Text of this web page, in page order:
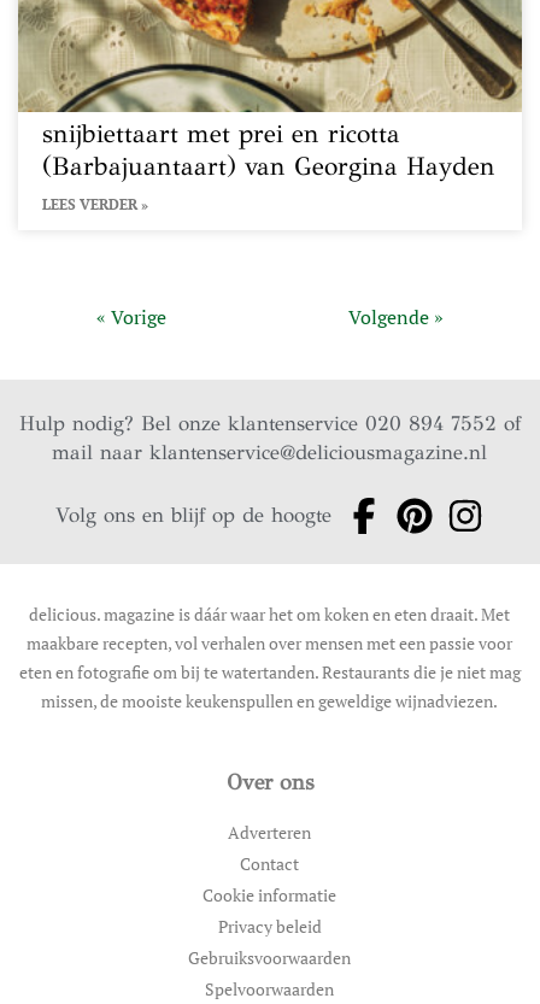
snijbiettaart met prei en ricotta
(Barbajuantaart) van Georgina Hayden
LEES VERDER »
« Vorige Volgende »
Hulp nodig? Bel onze klantenservice 020 894 7552 of
mail naarklantenservice@deliciousmagazine.nl
Volg ons en blijf op de hoogte
delicious. magazine is dáár waar het om koken en eten draait. Met
maakbare recepten, vol verhalen over mensen met een passie voor
eten en fotografie om bij te watertanden. Restaurants die je niet mag
missen, de mooiste keukenspullen en geweldige wijnadviezen.
Over ons
Adverteren
Contact
Cookie informatie
Privacy beleid
Gebruiksvoorwaarden
Spelvoorwaarden